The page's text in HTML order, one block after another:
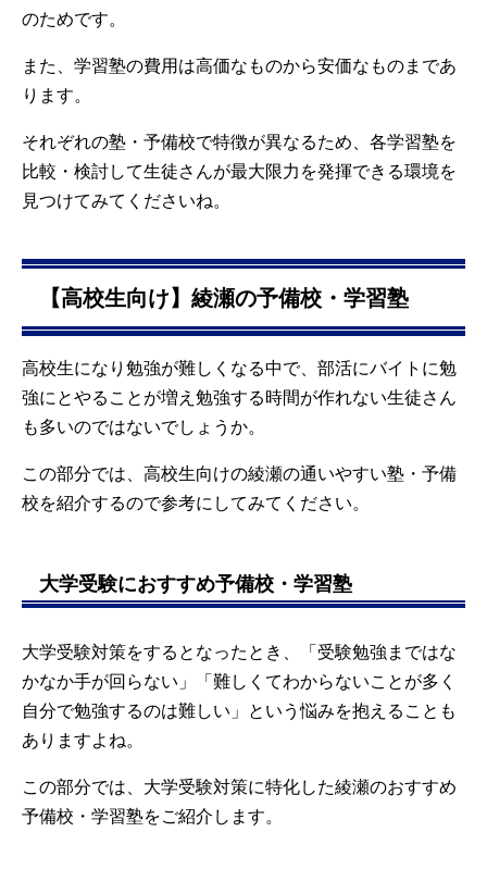
のためです。
また、学習塾の費用は高価なものから安価なものまであ
ります。
それぞれの塾・予備校で特徴が異なるため、各学習塾を
比較・検討して生徒さんが最大限力を発揮できる環境を
見つけてみてくださいね。
【高校生向け】綾瀬の予備校・学習塾
高校生になり勉強が難しくなる中で、部活にバイトに勉
強にとやることが増え勉強する時間が作れない生徒さん
も多いのではないでしょうか。
この部分では、高校生向けの綾瀬の通いやすい塾・予備
校を紹介するので参考にしてみてください。
大学受験におすすめ予備校・学習塾
大学受験対策をするとなったとき、「受験勉強まではな
かなか手が回らない」「難しくてわからないことが多く
自分で勉強するのは難しい」という悩みを抱えることも
ありますよね。
この部分では、大学受験対策に特化した綾瀬のおすすめ
予備校・学習塾をご紹介します。